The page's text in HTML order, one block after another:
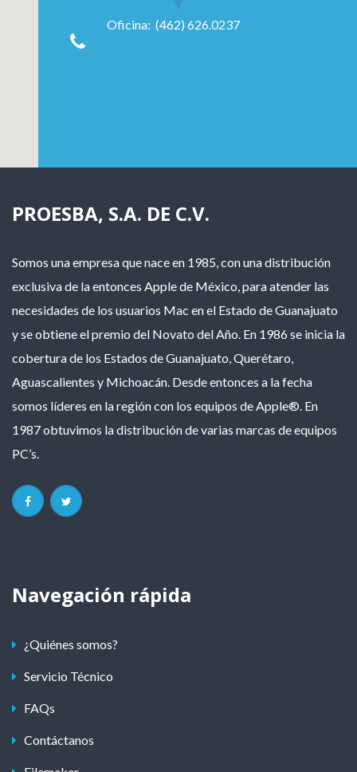
Oficina: (462) 626.0237
PROESBA, S.A. DE C.V.
Somos una empresa que nace en 1985, con una distribución
exclusiva de la entonces Apple de México, para atender las
necesidades de los usuarios Mac en el Estado de Guanajuato
y se obtiene el premio del Novato del Año. En 1986 se inicia la
cobertura de los Estados de Guanajuato, Querétaro,
Aguascalientes y Michoacán. Desde entonces a la fecha
somos líderes en la región con los equipos de Apple®. En
1987 obtuvimos la distribución de varias marcas de equipos
PC’s.
Navegación rápida
¿Quiénes somos?
Servicio Técnico
FAQs
Contáctanos